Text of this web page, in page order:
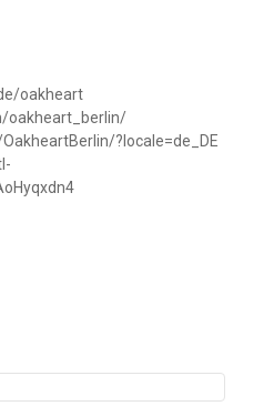
oakheart
oakheart_berlin/
?locale=de_DE